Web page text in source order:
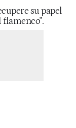
su papel
flamenco".